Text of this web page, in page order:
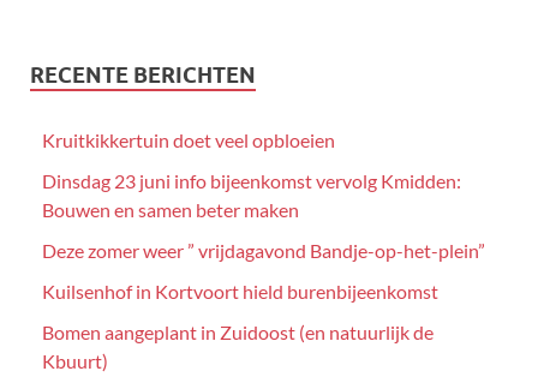
RECENTE BERICHTEN
Kruitkikkertuin doet veel opbloeien
Dinsdag 23 juni info bijeenkomst vervolg Kmidden:
Bouwen en samen beter maken
Deze zomer weer ” vrijdagavond Bandje-op-het-plein”
Kuilsenhof in Kortvoort hield burenbijeenkomst
Bomen aangeplant in Zuidoost (en natuurlijk de
Kbuurt)